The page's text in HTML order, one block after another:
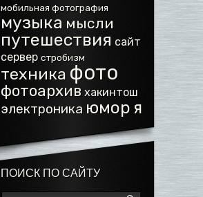
мобильная фотография
музыка мысли
путешествия сайт
сервер стробизм
техника фото
фотоархив хакинтош
электроника юмор я
ПОИСК ПО САЙТУ